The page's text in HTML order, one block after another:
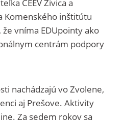
CEEV Živica a
Komenského inštitútu
vníma EDUpointy ako
centrám podpory
nachádzajú vo Zvolene,
aj Prešove. Aktivity
Za sedem rokov sa